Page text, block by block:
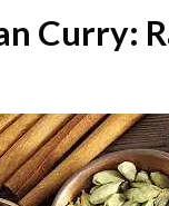
Curry: